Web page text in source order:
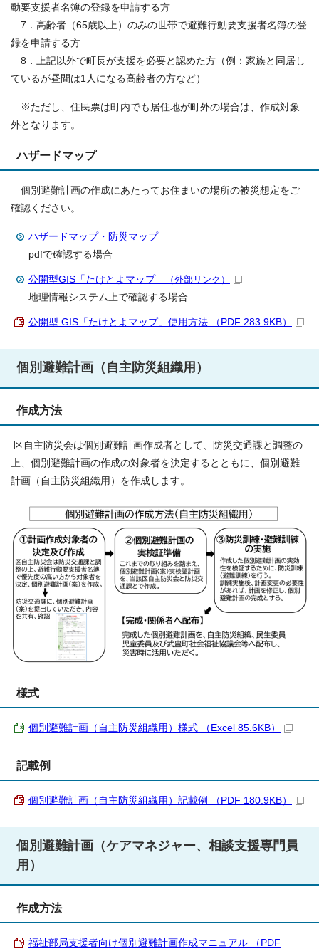
動要支援者名簿の登録を申請する方
7．高齢者（65歳以上）のみの世帯で避難行動要支援者名簿の登
録を申請する方
8．上記以外で町長が支援を必要と認めた方（例：家族と同居し
ているが昼間は1人になる高齢者の方など）
※ただし、住民票は町内でも居住地が町外の場合は、作成対象
外となります。
ハザードマップ
個別避難計画の作成にあたってお住まいの場所の被災想定をご
確認ください。
ハザードマップ・防災マップ
pdfで確認する場合
公開型GIS「たけとよマップ」 （外部リンク）
地理情報システム上で確認する場合
公開型 GIS「たけとよマップ」使用方法 （PDF 283.9KB）
個別避難計画（自主防災組織用）
作成方法
区自主防災会は個別避難計画作成者として、防災交通課と調整の
上、個別避難計画の作成の対象者を決定するとともに、個別避難
計画（自主防災組織用）を作成します。
様式
個別避難計画（自主防災組織用）様式 （Excel 85.6KB）
記載例
個別避難計画（自主防災組織用）記載例 （PDF 180.9KB）
個別避難計画（ケアマネジャー、相談支援専門員
用）
作成方法
福祉部局支援者向け個別避難計画作成マニュアル （PDF